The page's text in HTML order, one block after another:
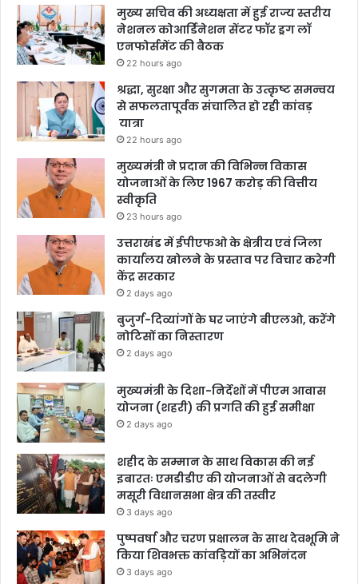
मुख्य सचिव की अध्यक्षता में हुई राज्य स्तरीय
नेशनल कोआर्डिनेशन सेंटर फॉर ड्रग लॉ
एनफोर्समेंट की बैठक
22 hours ago
श्रद्धा, सुरक्षा और सुगमता के उत्कृष्ट समन्वय
से सफलतापूर्वक संचालित हो रही कांवड़
यात्रा
22 hours ago
मुख्यमंत्री ने प्रदान की विभिन्न विकास
योजनाओं के लिए 1967 करोड़ की वित्तीय
स्वीकृति
23 hours ago
उत्तराखंड में ईपीएफओ के क्षेत्रीय एवं जिला
कार्यालय खोलने के प्रस्ताव पर विचार करेगी
केंद्र सरकार
2 days ago
बुजुर्ग-दिव्यांगों के घर जाएंगे बीएलओ, करेंगे
नोटिसों का निस्तारण
2 days ago
मुख्यमंत्री के दिशा-निर्देशों में पीएम आवास
योजना (शहरी) की प्रगति की हुई समीक्षा
2 days ago
शहीद के सम्मान के साथ विकास की नई
इबारतः एमडीडीए की योजनाओं से बदलेगी
मसूरी विधानसभा क्षेत्र की तस्वीर
3 days ago
पुष्पवर्षा और चरण प्रक्षालन के साथ देवभूमि ने
किया शिवभक्त कांवड़ियों का अभिनंदन
3 days ago